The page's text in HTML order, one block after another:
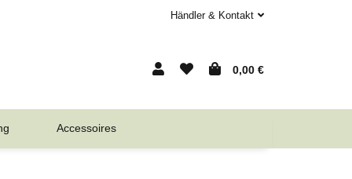
Händler & Kontakt
0,00 €
Accessoires